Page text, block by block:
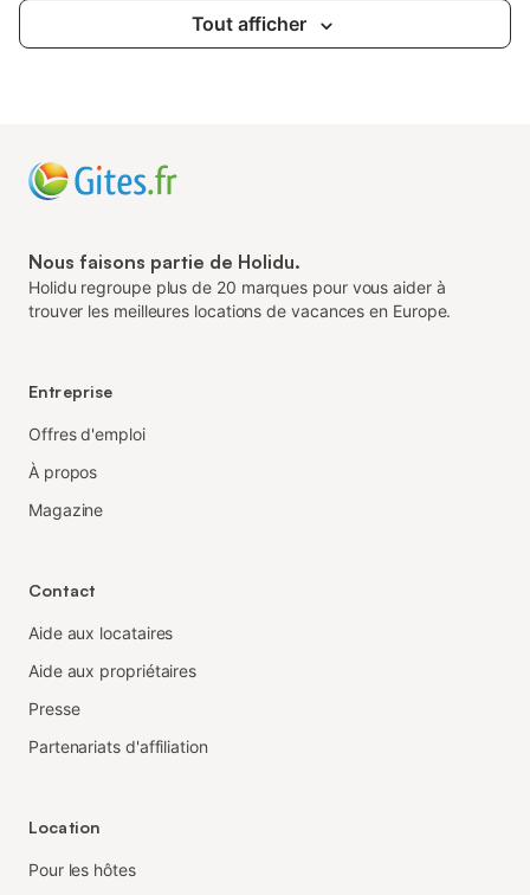
Tout afficher
Nous faisons partie de Holidu.
Holidu regroupe plus de 20 marques pour vous aider à
trouver les meilleures locations de vacances en Europe.
Entreprise
Offres d'emploi
À propos
Magazine
Contact
Aide aux locataires
Aide aux propriétaires
Presse
Partenariats d'affiliation
Location
Pour les hôtes